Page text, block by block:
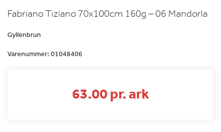
Fabriano Tiziano 70x100cm 160g – 06 Mandorla
Gyllenbrun
Varenummer: 01048406
63.00 pr. ark